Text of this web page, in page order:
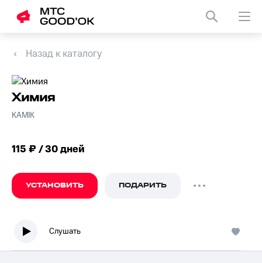
Назад к каталогу
Химия
KAMIK
115 ₽ / 30 дней
УСТАНОВИТЬ ПОДАРИТЬ
Слушать